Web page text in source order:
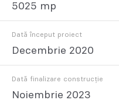
5025 mp
Dată început proiect
Decembrie 2020
Dată finalizare construcție
Noiembrie 2023